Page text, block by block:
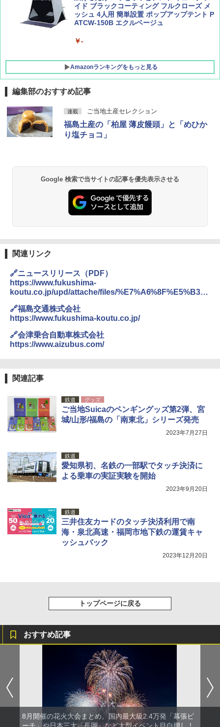
イド ブラックコーティング フルクローズ メ
ッシュ 4人用 簡単設置 ポップアップテント P
ATCW-150B エクルベージュ
￥-
Amazonランキングをもっと見る
GRANDOOR ステンレス保冷剤 2個セット 2
026リニューアル 急速冷凍 空間倍増 衛生的
コンパクト 保冷力長持ち
-08EX カーキ ソロキャンプ ポリエステル フ
￥14,800
￥6,459
ポインターライト 強力 小型 緑色/赤色/青紫色
USB充電式 高精度 超長距離照射 長時間使用
可能 安全ロック付き 高安全性 金属製耐久 コ
ンパクト多機能設計 持ち運び便利 アウトド
ア/オフィス/教育現場/展示会用 緑
0ml（連続噴射30秒）110ml（連続噴射15
秒）射程5～10m 安全ロック搭載 携帯収納袋
付き ヒグマ・イノシシ対策 自治体・教育機
防災用品 長期保存可能 緊急時用 日本国内発
￥3,680
編集部のおすすめ記事
連載 ご当地土産セレクション
福島土産の「柏屋 薄皮饅頭」と「めひか
り塩チョコ」
Google 検索で当サイトの記事を優先表示させる
関連リンク
🔗ニュースリリース（PDF）
https://www.fukushima-
koutu.co.jp/upd/attache/files/%E7%A6%8F%E5%B3%
%AD%E3%83%A3%E3%83%83%E3%82%B7%E3%83
%A5%E3%83%AC%E3%82%B9%E6%B1%BA%E6%B
8%88%E5%B0%8E%E5%85%A5PR_vf%282%29.pdf
🔗福島交通株式会社
https://www.fukushima-koutu.co.jp/
🔗会津乗合自動車株式会社
https://www.aizubus.com/
関連記事
鉄道 グッズ
ご当地Suicaのペンギングッズ第2弾、宮
城/山形/福島の「南東北」シリーズ発売
2023年7月27日
鉄道
愛知県初、名鉄の一部駅でタッチ決済に
よる乗車の実証実験を開始
2023年9月20日
鉄道
三井住友カードのタッチ決済利用で南
海・泉北高速・福岡市地下鉄の運賃キャ
ッシュバック
2023年12月20日
トップページに戻る
おすすめ記事
8月開催の花火大会まとめ。国内最大級2.4万発「幕張ビ